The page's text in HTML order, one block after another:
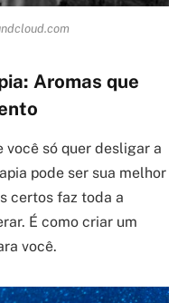
Aromas que
você só quer desligar a
pode ser sua melhor
certos faz toda a
É como criar um
você.